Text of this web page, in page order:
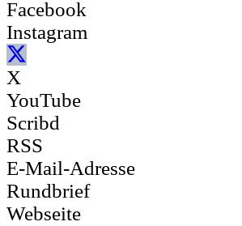
Facebook
Instagram
X
YouTube
Scribd
RSS
E-Mail-Adresse
Rundbrief
Webseite